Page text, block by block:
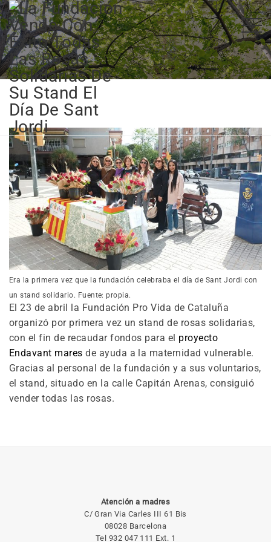
Era la primera vez que la fundación celebraba el día de Sant Jordi con
un stand solidario. Fuente: propia.
El 23 de abril la Fundación Pro Vida de Cataluña
organizó por primera vez un stand de rosas solidarias,
con el fin de recaudar fondos para el proyecto
Endavant mares de ayuda a la maternidad vulnerable.
Gracias al personal de la fundación y a sus voluntarios,
el stand, situado en la calle Capitán Arenas, consiguió
vender todas las rosas.
Atención a madres
C/ Gran Via Carles III 61 Bis
08028 Barcelona
Tel 932 047 111 Ext. 1